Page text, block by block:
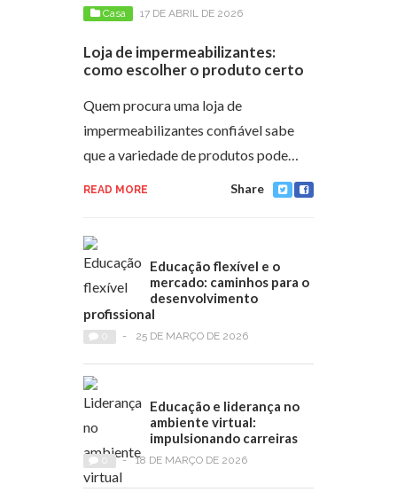
Casa 17 DE ABRIL DE 2026
Loja de impermeabilizantes:
como escolher o produto certo
Quem procura uma loja de
impermeabilizantes confiável sabe
que a variedade de produtos pode…
READ MORE Share
Educação flexível e o
mercado: caminhos para o
desenvolvimento
profissional
- 25 DE MARÇO DE 2026
Educação e liderança no
ambiente virtual:
impulsionando carreiras
- 18 DE MARÇO DE 2026